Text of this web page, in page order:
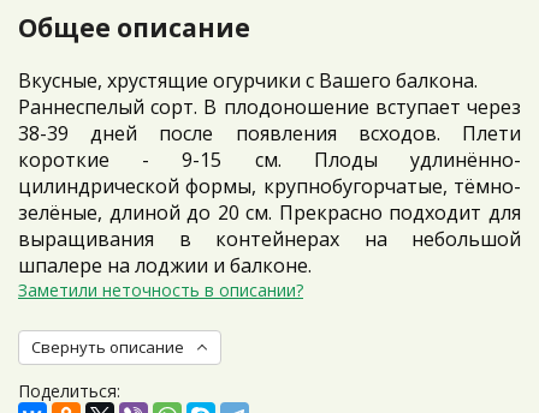
Общее описание
Вкусные, хрустящие огурчики с Вашего балкона.
Раннеспелый сорт. В плодоношение вступает через
38-39 дней после появления всходов. Плети
короткие - 9-15 см. Плоды удлинённо-
цилиндрической формы, крупнобугорчатые, тёмно-
зелёные, длиной до 20 см. Прекрасно подходит для
выращивания в контейнерах на небольшой
шпалере на лоджии и балконе.
Заметили неточность в описании?
Свернуть описание
Поделиться: